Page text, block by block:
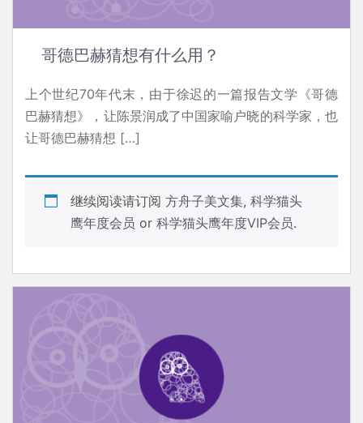
哥德巴赫猜想有什么用？
上个世纪70年代末，由于徐迟的一篇报告文学《哥德
巴赫猜想》，让陈景润成了中国家喻户晓的科学家，也
让哥德巴赫猜想 […]
继续阅读请订阅 方舟子美文集, 科学猫头
鹰年度会员 or 科学猫头鹰年度VIP会员.